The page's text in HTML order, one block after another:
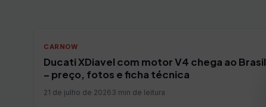
CARNOW
Ducati XDiavel com motor V4 chega ao Brasil
– preço, fotos e ficha técnica
21 de julho de 20263 min de leitura